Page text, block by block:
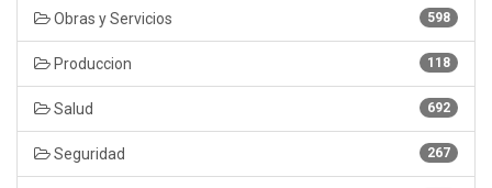
598
Obras y Servicios
118
Produccion
692
Salud
267
Seguridad